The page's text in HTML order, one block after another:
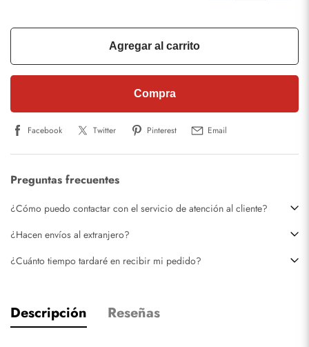
Agregar al carrito
Compra
Facebook Twitter Pinterest Email
Preguntas frecuentes
¿Cómo puedo contactar con el servicio de atención al cliente?
¿Hacen envíos al extranjero?
¿Cuánto tiempo tardaré en recibir mi pedido?
Descripción Reseñas